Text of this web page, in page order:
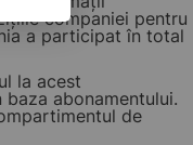
companiei pentru
a participat în total
la acest
abonamentului.
de